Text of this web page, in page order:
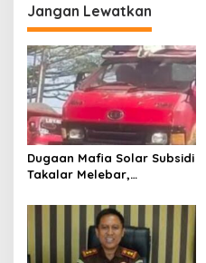
a
s
i
p
o
s
Jangan Lewatkan
Dugaan Mafia Solar Subsidi
Takalar Melebar,
Muncul